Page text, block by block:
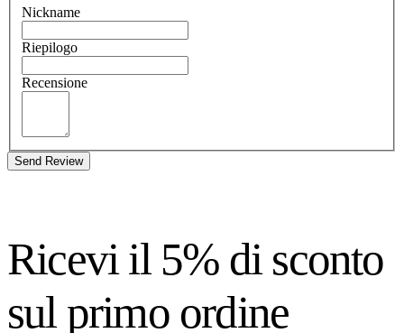
Nickname
Riepilogo
Recensione
Send Review
Ricevi il 5% di sconto
sul primo ordine